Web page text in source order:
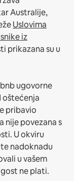
Australije,
Uslovima
iz
prikazana su u
ugovorne
oštećenja
pribavio
nije povezana s
U okviru
nadoknadu
u vašem
ne plati.